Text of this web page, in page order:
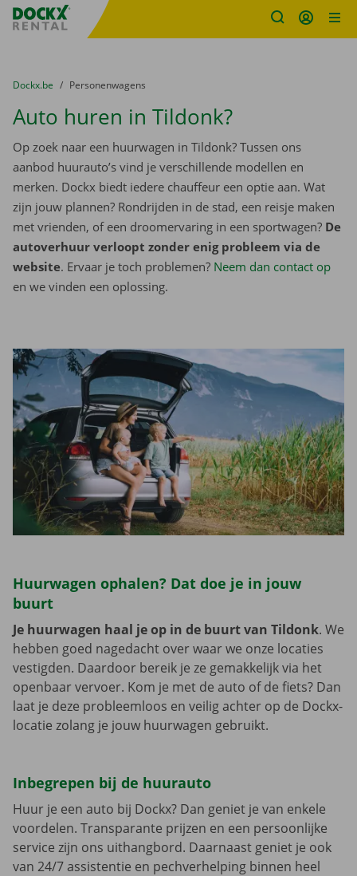
Fratello DEMO
U bevindt zich hier:
van
Dockx.be naar
Personenwagens
Auto huren in Tildonk?
Op zoek naar een huurwagen in Tildonk? Tussen ons
aanbod huurauto’s vind je verschillende modellen en
merken. Dockx biedt iedere chauffeur een optie aan. Wat
zijn jouw plannen? Rondrijden in de stad, een reisje maken
met vrienden, of een droomervaring in een sportwagen? De
autoverhuur verloopt zonder enig probleem via de
website. Ervaar je toch problemen? Neem dan contact op
en we vinden een oplossing.
Huurwagen ophalen? Dat doe je in jouw
buurt
Je huurwagen haal je op in de buurt van Tildonk. We
hebben goed nagedacht over waar we onze locaties
vestigden. Daardoor bereik je ze gemakkelijk via het
openbaar vervoer. Kom je met de auto of de fiets? Dan
laat je deze probleemloos en veilig achter op de Dockx-
locatie zolang je jouw huurwagen gebruikt.
Inbegrepen bij de huurauto
Huur je een auto bij Dockx? Dan geniet je van enkele
voordelen. Transparante prijzen en een persoonlijke
service zijn ons uithangbord. Daarnaast geniet je ook
van 24/7 assistentie en pechverhelping binnen heel